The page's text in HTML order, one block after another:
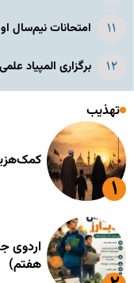
امتحانات نیم‌سال اول
برگزاری المپیاد علمی
تهذیب
اردوی
هفتم)